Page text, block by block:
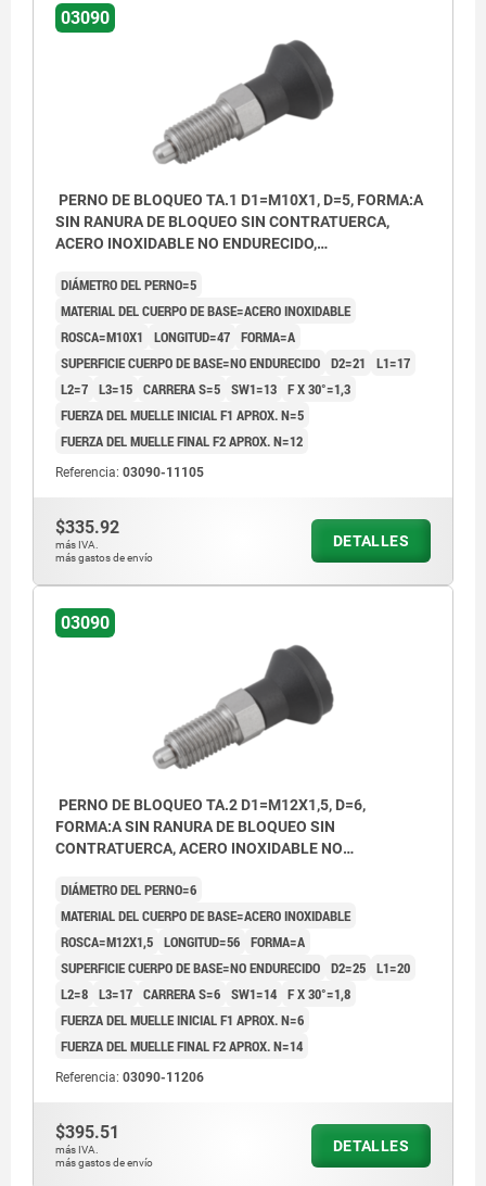
03090
PERNO DE BLOQUEO TA.1 D1=M10X1, D=5, FORMA:A
SIN RANURA DE BLOQUEO SIN CONTRATUERCA,
ACERO INOXIDABLE NO ENDURECIDO,
CUBIERTA:GRIS ATR. RAL7021
DIÁMETRO DEL PERNO=5
MATERIAL DEL CUERPO DE BASE=ACERO INOXIDABLE
ROSCA=M10X1
LONGITUD=47 FORMA=A
SUPERFICIE CUERPO DE BASE=NO ENDURECIDO D2=21
L1=17
L2=7 L3=15 CARRERA S=5 SW1=13 F X 30°=1,3
FUERZA DEL MUELLE INICIAL F1 APROX. N=5
FUERZA DEL MUELLE FINAL F2 APROX. N=12
Referencia: 03090-11105
$335.92
más IVA.
más gastos de envío
DETALLES
03090
PERNO DE BLOQUEO TA.2 D1=M12X1,5, D=6,
FORMA:A SIN RANURA DE BLOQUEO SIN
CONTRATUERCA, ACERO INOXIDABLE NO
ANTRACITA RAL7021, CUBIERTA:GRIS ATR. RAL7021
DIÁMETRO DEL PERNO=6
MATERIAL DEL CUERPO DE BASE=ACERO INOXIDABLE
ROSCA=M12X1,5 LONGITUD=56 FORMA=A
SUPERFICIE CUERPO DE BASE=NO ENDURECIDO D2=25 L1=20
L2=8 L3=17 CARRERA S=6 SW1=14 F X 30°=1,8
FUERZA DEL MUELLE INICIAL F1 APROX. N=6
FUERZA DEL MUELLE FINAL F2 APROX. N=14
Referencia: 03090-11206
$395.51
más IVA.
más gastos de envío
DETALLES